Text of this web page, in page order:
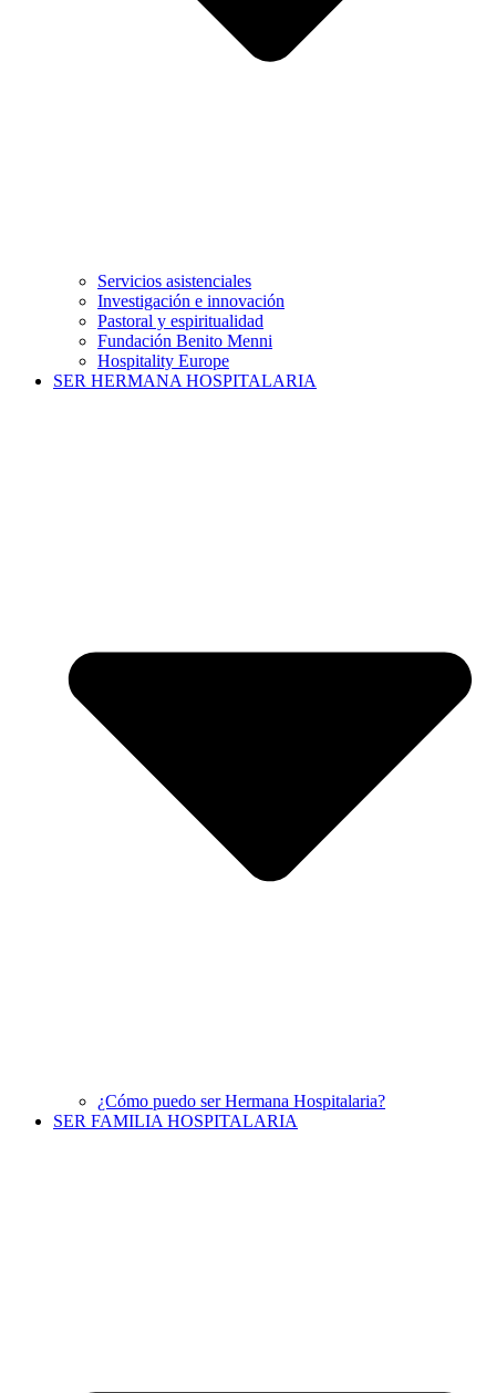
Servicios asistenciales
Investigación e innovación
Pastoral y espiritualidad
Fundación Benito Menni
Hospitality Europe
SER HERMANA HOSPITALARIA
¿Cómo puedo ser Hermana Hospitalaria?
SER FAMILIA HOSPITALARIA